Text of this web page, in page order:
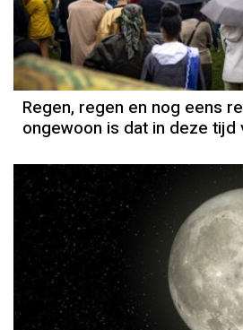
Regen, regen en nog eens
ongewoon is dat in deze tijd